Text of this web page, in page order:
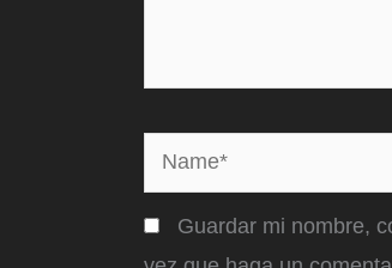
Name*
Guardar mi nombre,